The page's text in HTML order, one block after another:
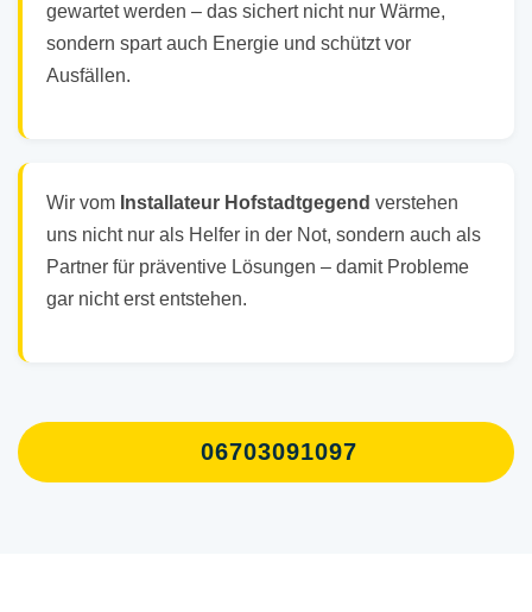
gewartet werden – das sichert nicht nur Wärme,
sondern spart auch Energie und schützt vor
Ausfällen.
Wir vom Installateur Hofstadtgegend verstehen
uns nicht nur als Helfer in der Not, sondern auch als
Partner für präventive Lösungen – damit Probleme
gar nicht erst entstehen.
06703091097